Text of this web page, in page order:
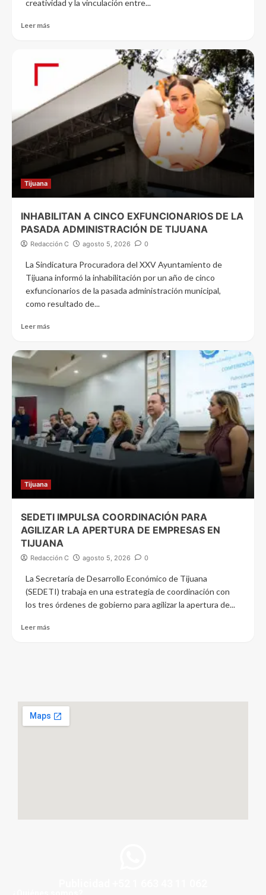
creatividad y la vinculación entre...
Leer más
Tijuana
INHABILITAN A CINCO EXFUNCIONARIOS DE LA
PASADA ADMINISTRACIÓN DE TIJUANA
Redacción C agosto 5, 2026 0
La Sindicatura Procuradora del XXV Ayuntamiento de
Tijuana informó la inhabilitación por un año de cinco
exfuncionarios de la pasada administración municipal,
como resultado de...
Leer más
Tijuana
SEDETI IMPULSA COORDINACIÓN PARA
AGILIZAR LA APERTURA DE EMPRESAS EN
TIJUANA
Redacción C agosto 5, 2026 0
La Secretaría de Desarrollo Económico de Tijuana
(SEDETI) trabaja en una estrategia de coordinación con
los tres órdenes de gobierno para agilizar la apertura de...
Leer más